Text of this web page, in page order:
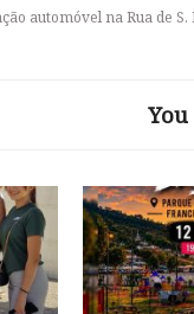
automóvel na Rua de S.